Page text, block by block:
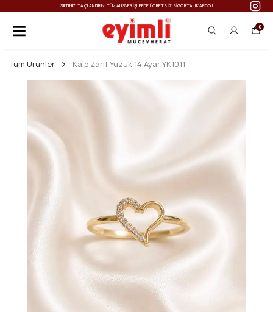
IŞILTINIZI TAÇLANDIRIN: TÜM ALIŞVERIŞLERDE ÜCRETSIZ SIGORTALI KARGO!
0
Tüm Ürünler Kalp Zarif Yüzük 14 Ayar YK1011